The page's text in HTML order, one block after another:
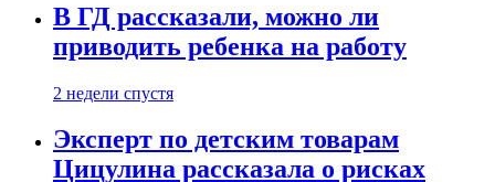
В ГД рассказали, можно ли
приводить ребенка на работу
2 недели спустя
Эксперт по детским товарам
Цицулина рассказала о рисках